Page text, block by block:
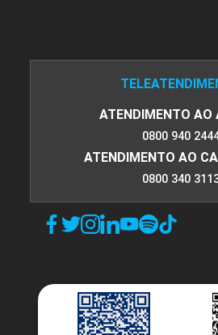
ATENDIMENTO AO
0800 940
ATENDIMENTO AO
0800 340